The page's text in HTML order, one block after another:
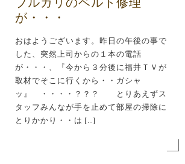
ブルガリのベルト修理
が・・・
おはようございます。昨日の午後の事で
した、突然上司からの１本の電話
が・・・、『今から３分後に福井ＴＶが
取材でそこに行くから・・ガシャ
ッ』 ・・・・？？？ とりあえずス
タッフみんなが手を止めて部屋の掃除に
とりかかり・・は […]